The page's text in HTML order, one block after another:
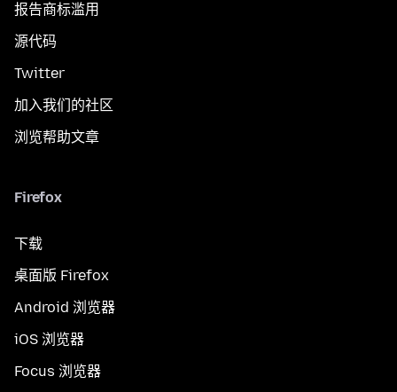
报告商标滥用
源代码
Twitter
加入我们的社区
浏览帮助文章
Firefox
下载
桌面版 Firefox
Android 浏览器
iOS 浏览器
Focus 浏览器